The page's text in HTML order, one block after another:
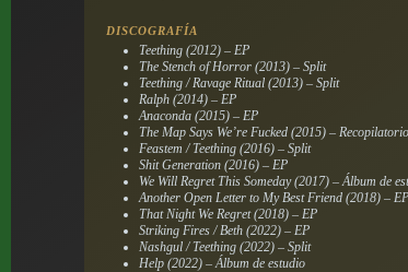
DISCOGRAFÍA
Teething (2012) – EP
The Stench of Horror (2013) – Split
Teething / Ravage Ritual (2013) – Split
Ralph (2014) – EP
Anaconda (2015) – EP
The Map Says We’re Fucked (2015) – Recopilatorio
Feastem / Teething (2016) – Split
Shit Generation (2016) – EP
We Will Regret This Someday (2017) – Álbum de
Another Open Letter to My Best Friend (2018) – EP
That Night We Regret (2018) – EP
Striking Fires / Beth (2022) – EP
Nashgul / Teething (2022) – Split
Help (2022) – Álbum de estudio